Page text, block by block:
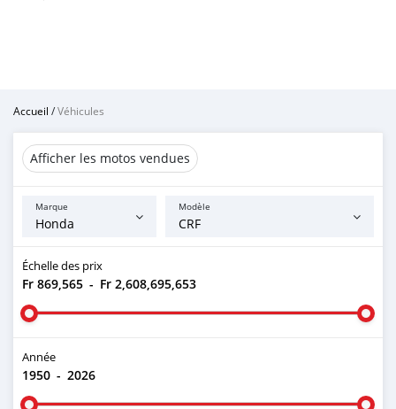
Accueil /Véhicules
Afficher les motos vendues
Marque Modèle
Échelle des prix
Fr 869,565 - Fr 2,608,695,653
Année
1950 - 2026